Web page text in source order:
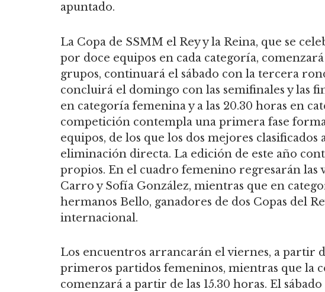
apuntado.
La Copa de SSMM el Rey y la Reina, que se
por doce equipos en cada categoría,
grupos, continuará el sábado con la tercera
concluirá el domingo con las semifinales y las
en categoría femenina y a las 20.30 horas en
competición contempla una primera fase
equipos, de los que los dos mejores
eliminación directa. La edición de este año
propios. En el cuadro femenino regresarán las
Carro y Sofía González, mientras que en
hermanos Bello, ganadores de dos Copas del
internacional.
Los encuentros arrancarán el viernes, a partir
primeros partidos femeninos, mientras que la
comenzará a partir de las 15.30 horas. El